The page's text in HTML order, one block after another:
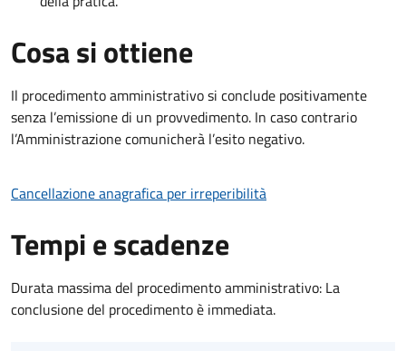
Cosa si ottiene
Il procedimento amministrativo si conclude positivamente
senza l’emissione di un provvedimento. In caso contrario
l’Amministrazione comunicherà l’esito negativo.
Cancellazione anagrafica per irreperibilità
Tempi e scadenze
Durata massima del procedimento amministrativo: La
conclusione del procedimento è immediata.